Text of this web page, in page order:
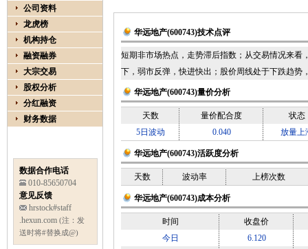
公司资料
龙虎榜
机构持仓
融资融券
大宗交易
股权分析
分红融资
财务数据
数据合作电话
010-85650704
意见反馈
hrstock#staff
.hexun.com (注：发
送时将#替换成@)
华远地产(600743)技术点评
短期非市场热点，走势滞后指数；从交易情况来看
下，弱市反弹，快进快出；股价周线处于下跌趋势
华远地产(600743)量价分析
天数 量价配合度
状态
5日波动
0.040 放量上
华远地产(600743)活跃度分析
天数 波动率 上榜次数
华远地产(600743)成本分析
时间
收盘价
今日
6.120